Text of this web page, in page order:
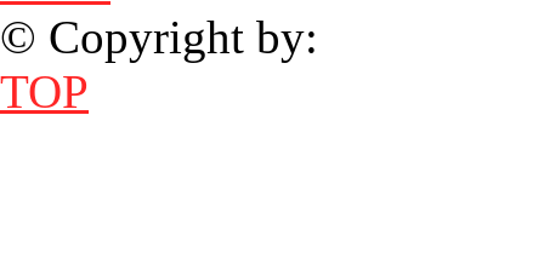
© Copyright by:
TOP